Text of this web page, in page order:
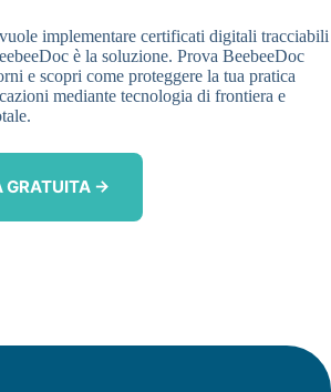
implementare certificati digitali tracciabili
è la soluzione. Prova BeebeeDoc
e scopri come proteggere la tua pratica
mediante tecnologia di frontiera e
GRATUITA →